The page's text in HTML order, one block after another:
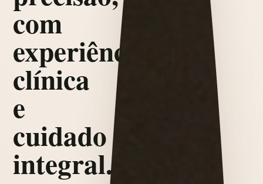
com
experiência
clínica
e
cuidado
integral.